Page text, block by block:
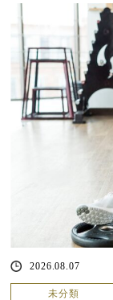
2026.08.07
未分類